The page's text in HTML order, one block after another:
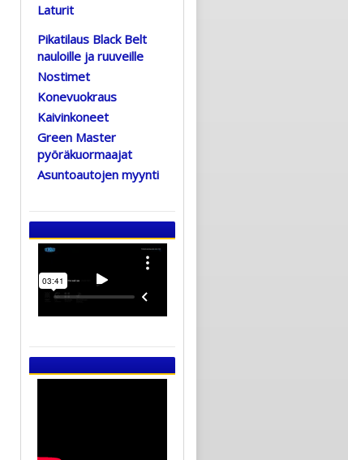
Laturit
Pikatilaus Black Belt
nauloille ja ruuveille
Nostimet
Konevuokraus
Kaivinkoneet
Green Master
pyöräkuormaajat
Asuntoautojen myynti